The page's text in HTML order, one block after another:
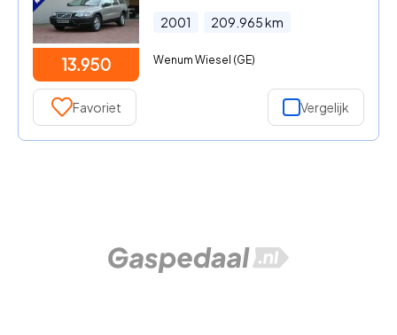
13.950
2001 209.965km
Wenum Wiesel (GE)
Favoriet Vergelijk